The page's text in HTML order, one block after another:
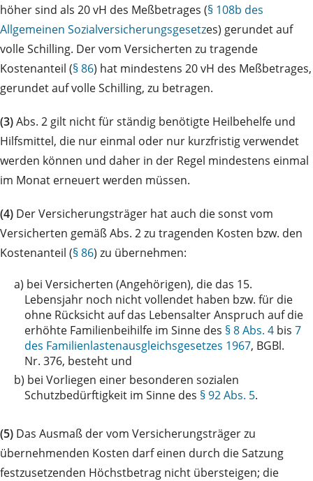
höher sind als 20 vH des Meßbetrages (§ 108b des
Allgemeinen Sozialversicherungsgesetzes) gerundet auf
volle Schilling. Der vom Versicherten zu tragende
Kostenanteil (§ 86) hat mindestens 20 vH des Meßbetrages,
gerundet auf volle Schilling, zu betragen.
(3)Abs. 2 gilt nicht für ständig benötigte Heilbehelfe und
Hilfsmittel, die nur einmal oder nur kurzfristig verwendet
werden können und daher in der Regel mindestens einmal
im Monat erneuert werden müssen.
(4) Der Versicherungsträger hat auch die sonst vom
Versicherten gemäß Abs. 2 zu tragenden Kosten bzw. den
Kostenanteil (§ 86) zu übernehmen:
a) bei Versicherten (Angehörigen), die das 15.
Lebensjahr noch nicht vollendet haben bzw. für die
ohne Rücksicht auf das Lebensalter Anspruch auf die
erhöhte Familienbeihilfe im Sinne des § 8 Abs. 4 bis 7
des Familienlastenausgleichsgesetzes 1967, BGBl.
Nr. 376, besteht und
b) bei Vorliegen einer besonderen sozialen
Schutzbedürftigkeit im Sinne des § 92 Abs. 5.
(5) Das Ausmaß der vom Versicherungsträger zu
übernehmenden Kosten darf einen durch die Satzung
festzusetzenden Höchstbetrag nicht übersteigen; die